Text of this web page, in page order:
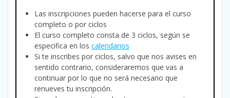
Las inscripciones pueden hacerse para el curso
completo o por ciclos
El curso completo consta de 3 ciclos, según se
especifica en los calendarios
Si te inscribes por ciclos, salvo que nos avises en
sentido contrario, consideraremos que vas a
continuar por lo que no será necesario que
renueves tu inscripción.